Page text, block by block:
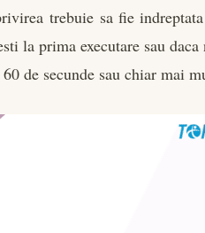
trebuie sa fie
la prima executare sau
de secunde sau chiar mai